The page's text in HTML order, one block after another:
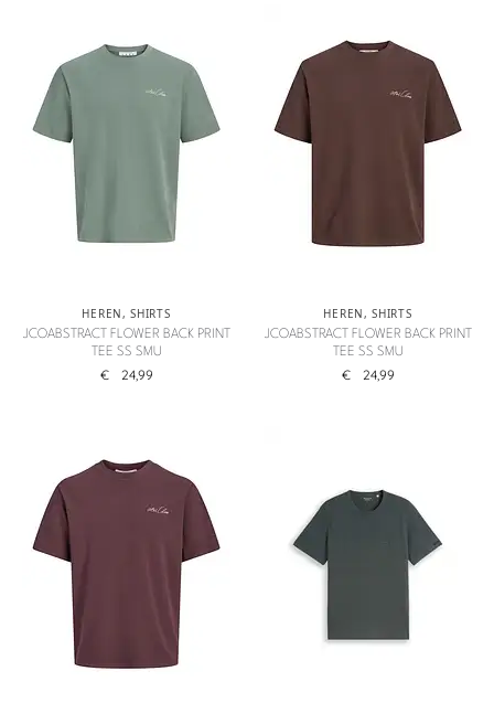
HEREN,SHIRTS
JCOABSTRACT FLOWER BACK PRINT
TEE SS SMU
€ 24,99
HEREN,SHIRTS
JCOABSTRACT FLOWER BACK PRINT
TEE SS SMU
€ 24,99